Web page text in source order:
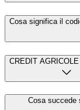
Cosa significa il
CREDIT
Cosa succede